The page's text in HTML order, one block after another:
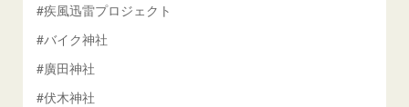
#疾風迅雷プロジェクト
#バイク神社
#廣田神社
#伏木神社